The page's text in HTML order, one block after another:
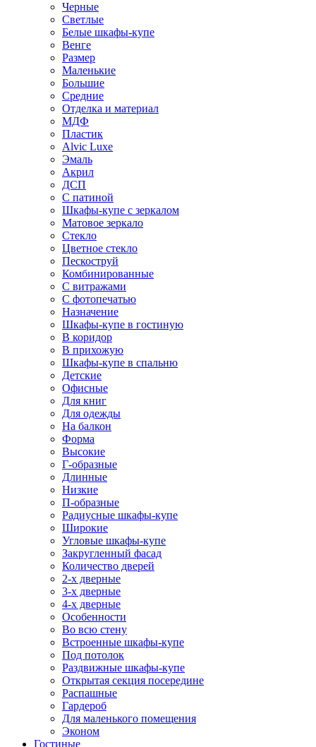
Черные
Светлые
Белые шкафы-купе
Венге
Размер
Маленькие
Большие
Средние
Отделка и материал
МДФ
Пластик
Alvic Luxe
Эмаль
Акрил
ДСП
С патиной
Шкафы-купе с зеркалом
Матовое зеркало
Стекло
Цветное стекло
Пескоструй
Комбинированные
С витражами
С фотопечатью
Назначение
Шкафы-купе в гостиную
В коридор
В прихожую
Шкафы-купе в спальню
Детские
Офисные
Для книг
Для одежды
На балкон
Форма
Высокие
Г-образные
Длинные
Низкие
П-образные
Радиусные шкафы-купе
Широкие
Угловые шкафы-купе
Закругленный фасад
Количество дверей
2-х дверные
3-х дверные
4-х дверные
Особенности
Во всю стену
Встроенные шкафы-купе
Под потолок
Раздвижные шкафы-купе
Открытая секция посередине
Распашные
Гардероб
Для маленького помещения
Эконом
Гостиные